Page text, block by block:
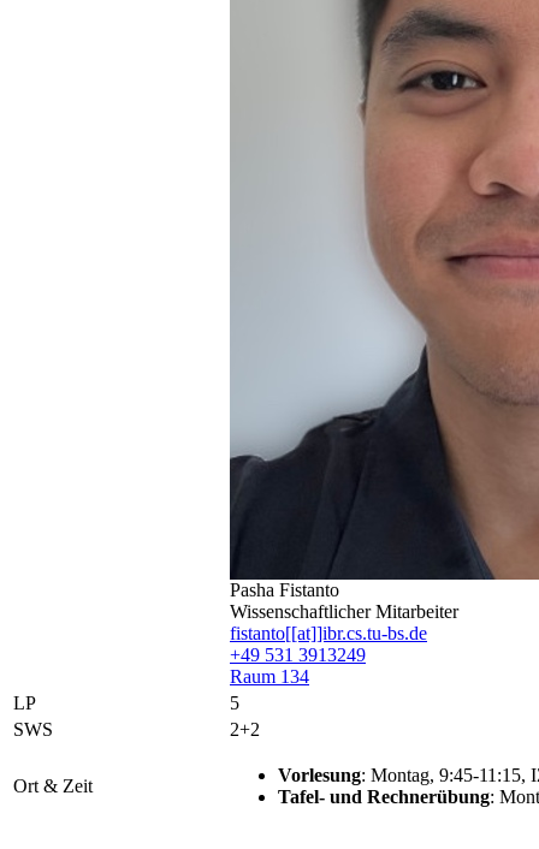
Pasha Fistanto
Wissenschaftlicher Mitarbeiter
fistanto[[at]]ibr.cs.tu-bs.de
+49 531 3913249
Raum 134
LP
5
SWS
2+2
Ort & Zeit
Vorlesung: Montag, 9:45-11:15,
Tafel- und Rechnerübung: